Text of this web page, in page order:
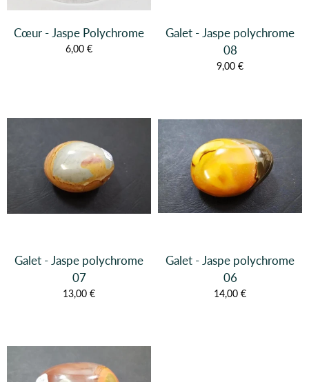
Cœur - Jaspe Polychrome
6,00 €
Galet - Jaspe polychrome
08
9,00 €
Galet - Jaspe polychrome
07
13,00 €
Galet - Jaspe polychrome
06
14,00 €